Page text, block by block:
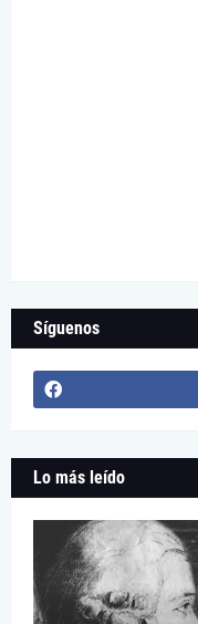
Síguenos
Lo más leído